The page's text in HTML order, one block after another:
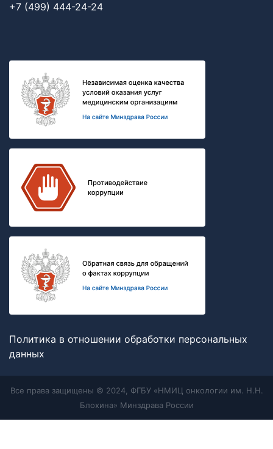
+7 (499) 444-24-24
Политика в отношении обработки персональных
данных
Все права защищены © 2024, ФГБУ «НМИЦ онкологии им. Н.Н.
Блохина» Минздрава России